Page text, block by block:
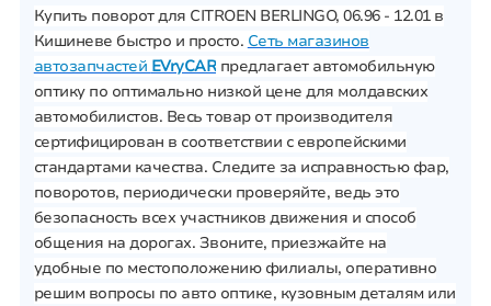
Купить поворот для CITROEN BERLINGO, 06.96 - 12.01 в
Кишиневе быстро и просто. Сеть магазинов
автозапчастей EVryCAR предлагает автомобильную
оптику по оптимально низкой цене для молдавских
автомобилистов. Весь товар от производителя
сертифицирован в соответствии с европейскими
стандартами качества. Следите за исправностью фар,
поворотов, периодически проверяйте, ведь это
безопасность всех участников движения и способ
общения на дорогах. Звоните, приезжайте на
удобные по местоположению филиалы, оперативно
решим вопросы по авто оптике, кузовным деталям или